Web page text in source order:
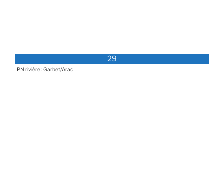
29
PN rivière : Garbet/Arac